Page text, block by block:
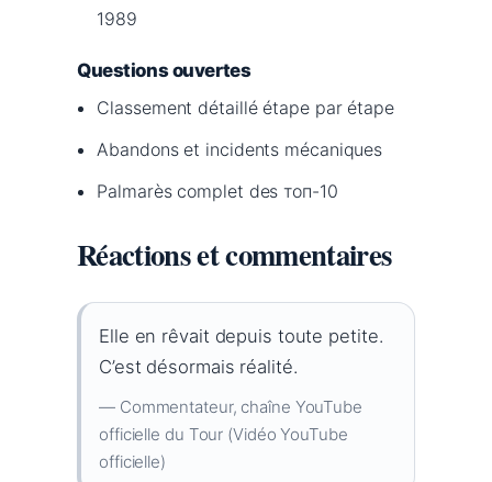
1989
Questions ouvertes
Classement détaillé étape par étape
Abandons et incidents mécaniques
Palmarès complet des топ-10
Réactions et commentaires
Elle en rêvait depuis toute petite.
C’est désormais réalité.
— Commentateur, chaîne YouTube
officielle du Tour (Vidéo YouTube
officielle)